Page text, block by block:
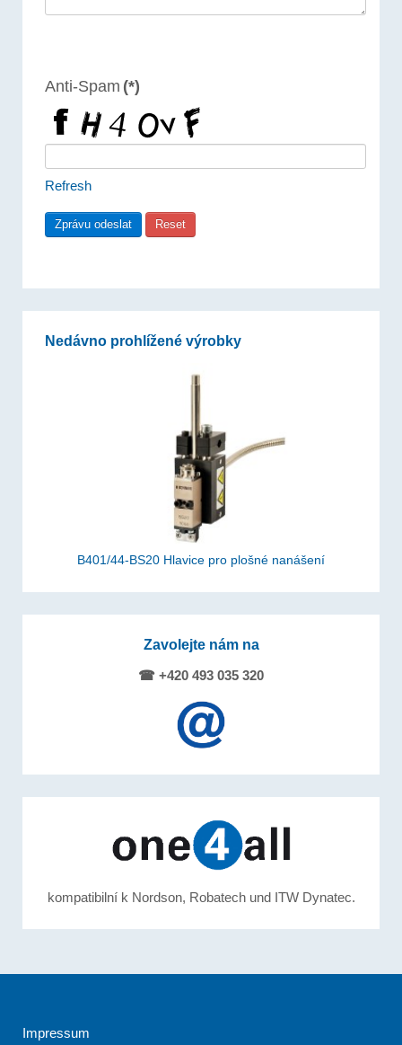
Anti-Spam (*)
Refresh
Nedávno prohlížené výrobky
B401/44-BS20 Hlavice pro plošné nanášení
Zavolejte nám na
☎ +420 493 035 320
kompatibilní k Nordson, Robatech und ITW Dynatec.
Impressum